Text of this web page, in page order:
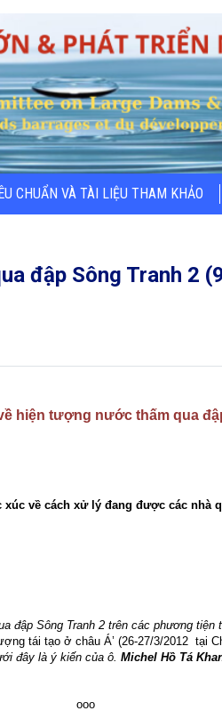
CHUẨN VÀ TÀI LIỆU THAM KHẢO
đập Sông Tranh 2
hiện tượng nước thấm qua
xúc về cách xử lý đang được các nhà
đập Sông Tranh 2 trên các phương
tái tạo ở châu Á’ (26-27/3/2012 tại
đây là ý kiến của ô. Michel Hồ Tá
ooo